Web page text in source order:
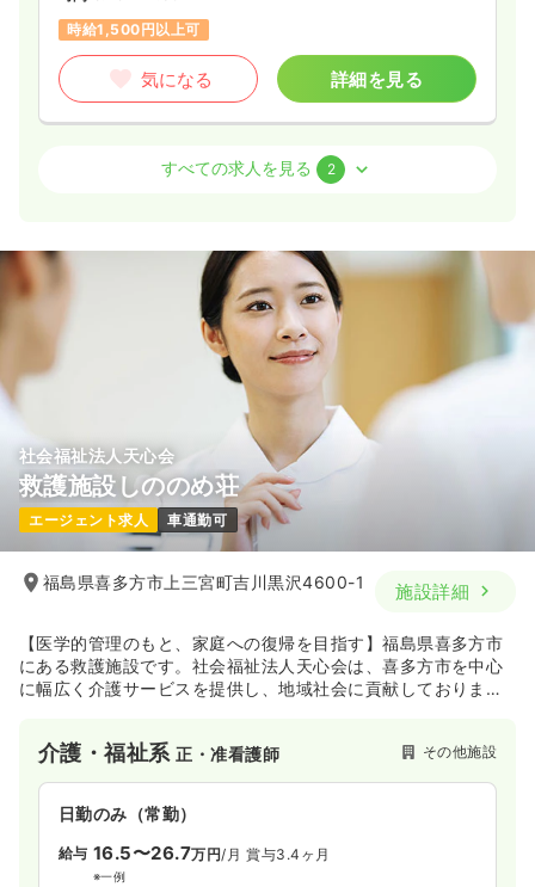
時給1,500円以上可
気になる 詳細を見る
正・准看護師
万円 /月 賞与3ヶ月
月給25万円以上可
詳細を見る
日勤のみ（パート）
給与 時給1,100〜1,530 円
時間 8:45～17:00
日祝休み
時給1,500円以上可
気になる 詳細を見る
すべての求人を見る 2
社会福祉法人天心会
救護施設しののめ荘
エージェント求人 車通勤可
福島県喜多方市上三宮町吉川黒沢4600-1 施設詳細
【医学的管理のもと、家庭への復帰を目指す】福島県喜多方市
にある救護施設です。社会福祉法人天心会は、喜多方市を中心
に幅広く介護サービスを提供し、地域社会に貢献しておりま
介護・福祉系正・准看護師 その他施設
日勤のみ（常勤）
給与 16.5〜26.7万円/月 賞与3.4ヶ月
※一例